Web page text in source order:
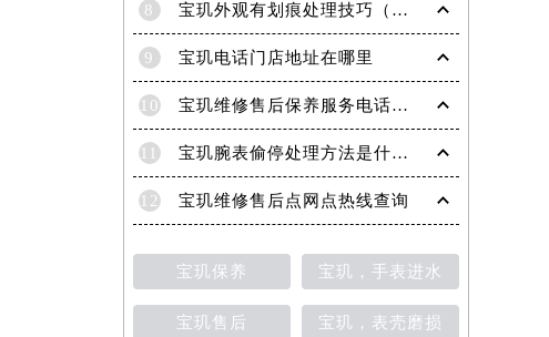
8 宝玑外观有划痕处理技巧（轻松修复爱表的实用方法）
9 宝玑电话门店地址在哪里
10 宝玑维修售后保养服务电话是多少
11 宝玑腕表偷停处理方法是什么（专业维修指南与常见故障排查）
12 宝玑维修售后点网点热线查询
宝玑保养 宝玑，手表进水
宝玑售后 宝玑，表壳磨损